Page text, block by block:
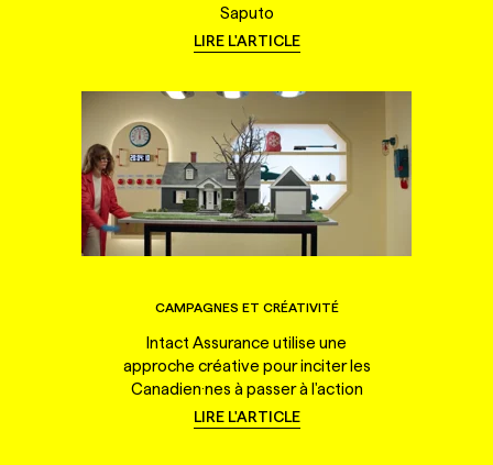
Saputo
LIRE L'ARTICLE
CAMPAGNES ET CRÉATIVITÉ
Intact Assurance utilise une
approche créative pour inciter les
Canadien·nes à passer à l'action
LIRE L'ARTICLE